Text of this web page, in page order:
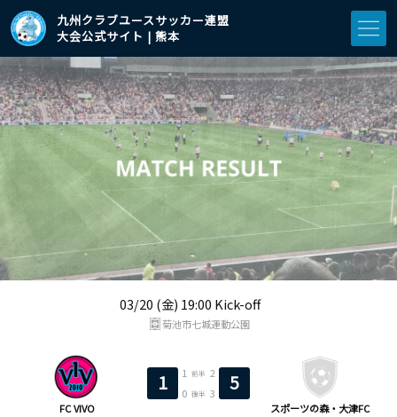
九州クラブユースサッカー連盟
大会公式サイト | 熊本
03/20 (金) 19:00 Kick-off
FC VIVO
1 1 前半 2
0 後半 3 5
スポーツの森・大津FC
菊池市七城運動公園